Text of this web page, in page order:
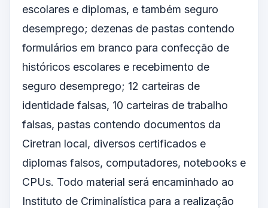
escolares e diplomas, e também seguro
desemprego; dezenas de pastas contendo
formulários em branco para confecção de
históricos escolares e recebimento de
seguro desemprego; 12 carteiras de
identidade falsas, 10 carteiras de trabalho
falsas, pastas contendo documentos da
Ciretran local, diversos certificados e
diplomas falsos, computadores, notebooks e
CPUs. Todo material será encaminhado ao
Instituto de Criminalística para a realização